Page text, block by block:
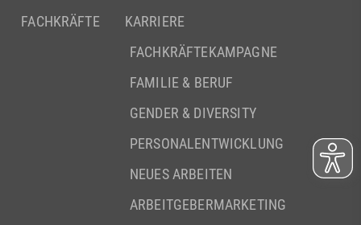
FACHKRÄFTE
KARRIERE
FACHKRÄFTEKAMPAGNE
FAMILIE & BERUF
GENDER & DIVERSITY
PERSONALENTWICKLUNG
NEUES ARBEITEN
ARBEITGEBERMARKETING